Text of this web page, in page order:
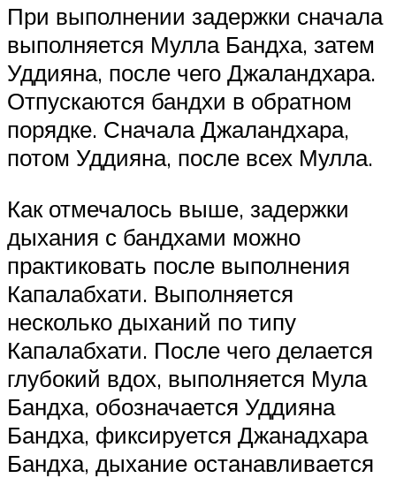
При выполнении задержки сначала
выполняется Мулла Бандха, затем
Уддияна, после чего Джаландхара.
Отпускаются бандхи в обратном
порядке. Сначала Джаландхара,
потом Уддияна, после всех Мулла.
Как отмечалось выше, задержки
дыхания с бандхами можно
практиковать после выполнения
Капалабхати. Выполняется
несколько дыханий по типу
Капалабхати. После чего делается
глубокий вдох, выполняется Мула
Бандха, обозначается Уддияна
Бандха, фиксируется Джанадхара
Бандха, дыхание останавливается